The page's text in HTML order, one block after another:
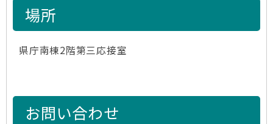
場所
県庁南棟2階第三応接室
お問い合わせ